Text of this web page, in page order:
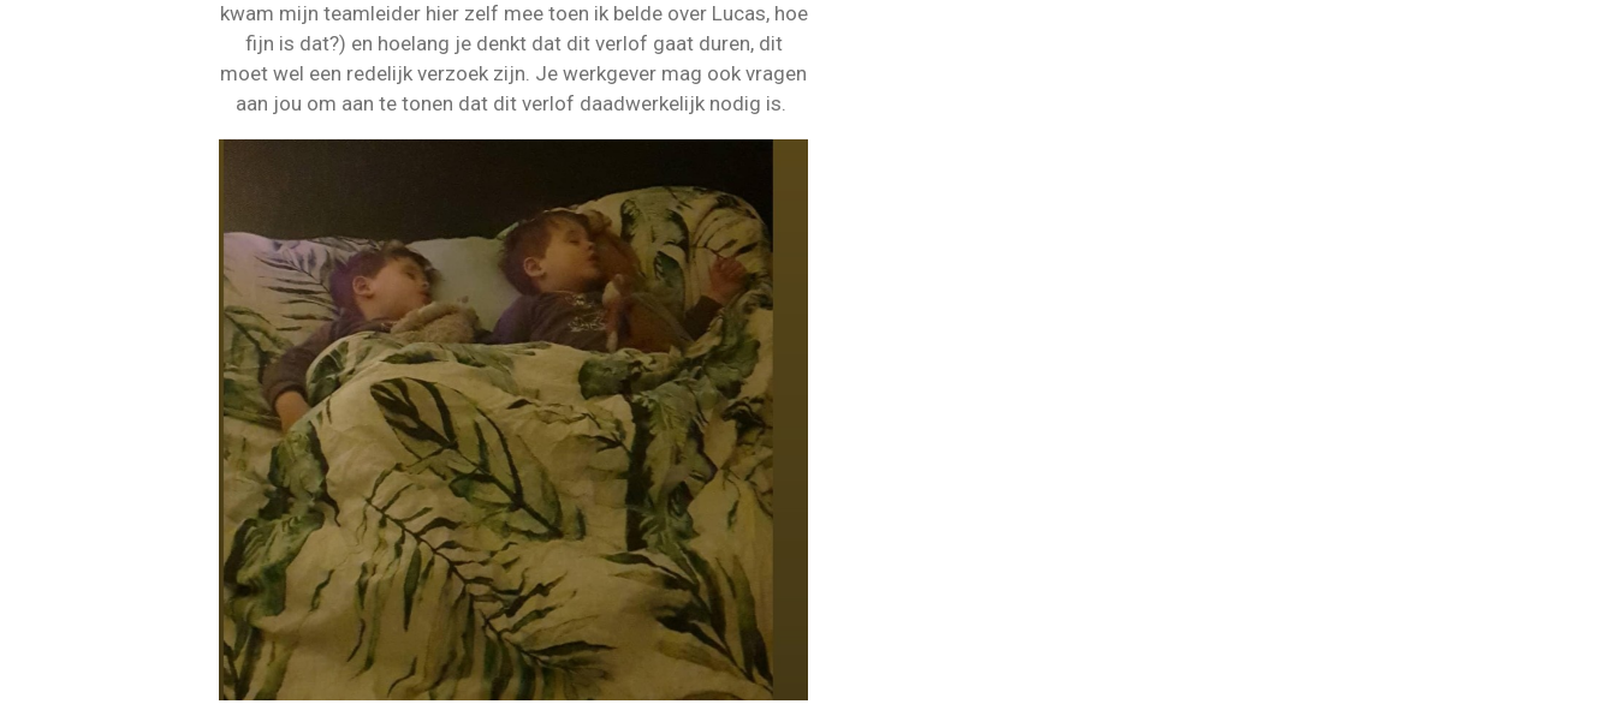
kwam mijn teamleider hier zelf mee toen ik belde over Lucas, hoe
fijn is dat?) en hoelang je denkt dat dit verlof gaat duren, dit
moet wel een redelijk verzoek zijn. Je werkgever mag ook vragen
aan jou om aan te tonen dat dit verlof daadwerkelijk nodig is.